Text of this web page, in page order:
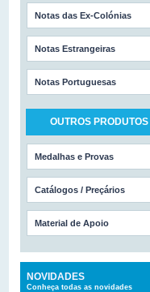
Notas das Ex-Colónias
Notas Estrangeiras
Notas Portuguesas
OUTROS PRODUTOS
Medalhas e Provas
Catálogos / Preçários
Material de Apoio
NOVIDADES
Conheça todas as novidades